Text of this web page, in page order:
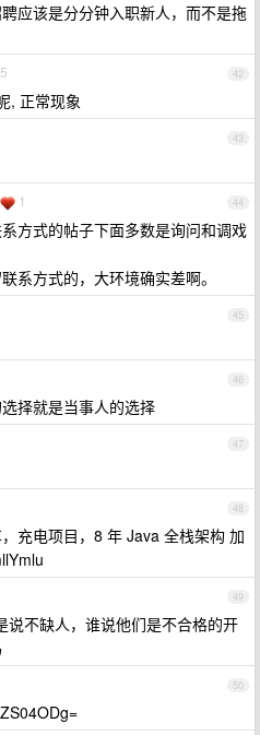
应该是分分钟入职新人，而不是拖
42
, 正常现象
43
44
1
方式的帖子下面多数是询问和调戏
系方式的，大环境确实差啊。
45
46
择就是当事人的选择
47
48
充电项目，8 年 Java 全栈架构 加
49
说不缺人，谁说他们是不合格的开
50